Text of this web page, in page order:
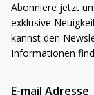
Abonniere jetzt
exklusive
kannst den
Informationen
E-mail Adresse